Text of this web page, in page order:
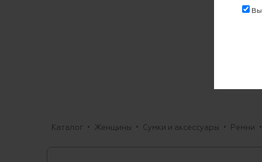
Каталог Женщины Сумки и аксессуары Ремни